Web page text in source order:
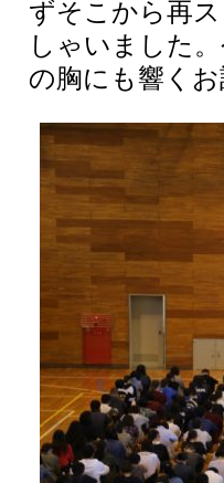
ずそこから再
しゃいました
の胸にも響く